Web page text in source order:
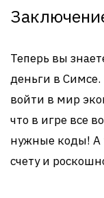
Теперь вы
деньги в Симсе.
войти в мир
что в игре все
нужные коды! А
счету и